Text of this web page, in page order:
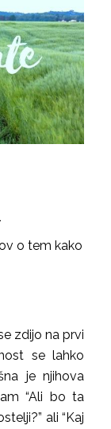
o tem kako
zdijo na prvi
se lahko
je njihova
“Ali bo ta
ali “Kaj